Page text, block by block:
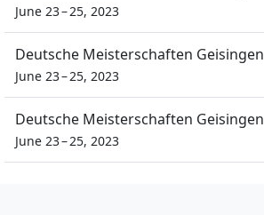
June 23 – 25, 2023
Deutsche Meisterschaften Geisingen
June 23 – 25, 2023
Deutsche Meisterschaften Geisingen
June 23 – 25, 2023